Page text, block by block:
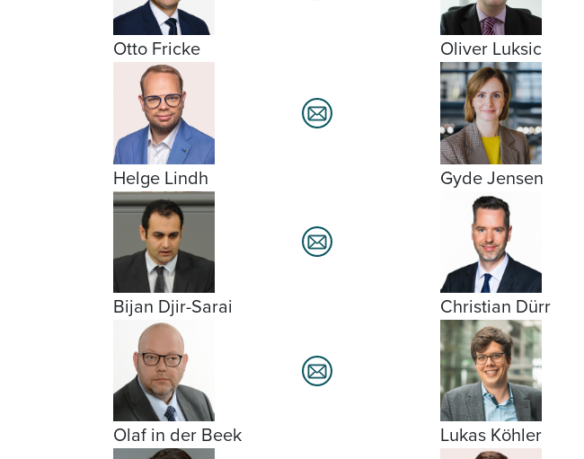
Otto Fricke Oliver Luksic
Helge Lindh Gyde Jensen
Bijan Djir-Sarai Christian Dürr
Olaf in der Beek Lukas Köhler